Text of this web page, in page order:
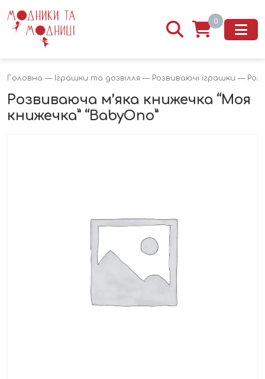
0
Головна — Іграшки та дозвілля — Розвиваючі іграшки —
Розвиваюча м’яка книжечка “Моя
книжечка” “BabyOno”